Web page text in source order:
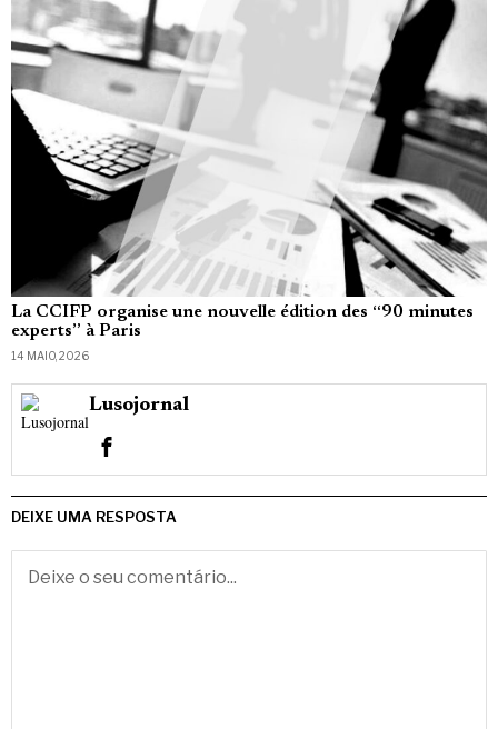
La CCIFP organise une nouvelle édition des “90 minutes
experts” à Paris
14 MAIO, 2026
Lusojornal
DEIXE UMA RESPOSTA